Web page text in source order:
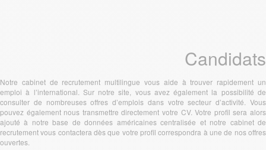
Candidats
Notre cabinet de recrutement multilingue vous aide à trouver rapidement un
emploi à l’international. Sur notre site, vous avez également la possibilité de
consulter de nombreuses offres d’emplois dans votre secteur d’activité. Vous
pouvez également nous transmettre directement votre CV. Votre profil sera alors
ajouté à notre base de données américaines centralisée et notre cabinet de
recrutement vous contactera dès que votre profil correspondra à une de nos offres
ouvertes.